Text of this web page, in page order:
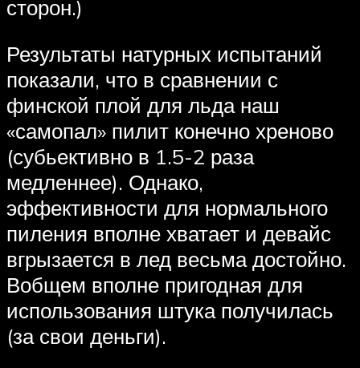
сторон.)
Результаты натурных испытаний
показали, что в сравнении с
финской плой для льда наш
«самопал» пилит конечно хреново
(субьективно в 1.5-2 раза
медленнее). Однако,
эффективности для нормального
пиления вполне хватает и девайс
вгрызается в лед весьма достойно.
Вобщем вполне пригодная для
использования штука получилась
(за свои деньги).